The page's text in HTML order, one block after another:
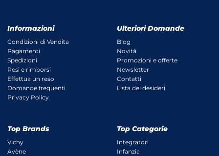
Informazioni
Condizioni di Vendita
Pagamenti
Spedizioni
Resi e rimborsi
Effettua un reso
Domande frequenti
Privacy Policy
Ulteriori Domande
Blog
Novità
Promozioni e offerte
Newsletter
Contatti
Lista dei desideri
Top Brands
Vichy
Avène
Top Categorie
Integratori
Infanzia